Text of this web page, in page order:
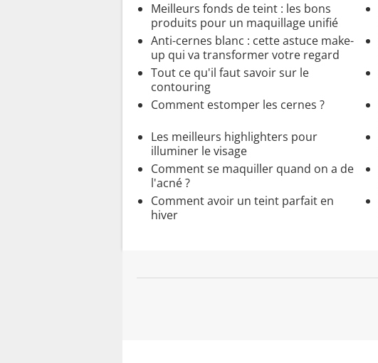
Meilleurs fonds de teint : les bons
produits pour un maquillage unifié
Anti-cernes blanc : cette astuce make-
up qui va transformer votre regard
Tout ce qu'il faut savoir sur le
contouring
Comment estomper les cernes ?
Les meilleurs highlighters pour
illuminer le visage
Comment se maquiller quand on a de
l'acné ?
Comment avoir un teint parfait en
hiver